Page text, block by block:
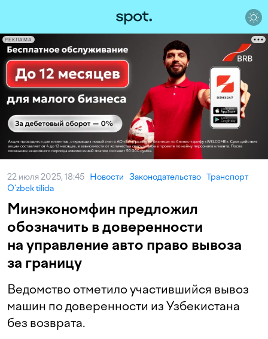
РЕКЛАМА
22 июля 2025, 18:45 Новости Законодательство Транспорт
O‘zbek tilida
Минэкономфин предложил
обозначить в доверенности
на управление авто право вывоза
за границу
Ведомство отметило участившийся вывоз
машин по доверенности из Узбекистана
без возврата.